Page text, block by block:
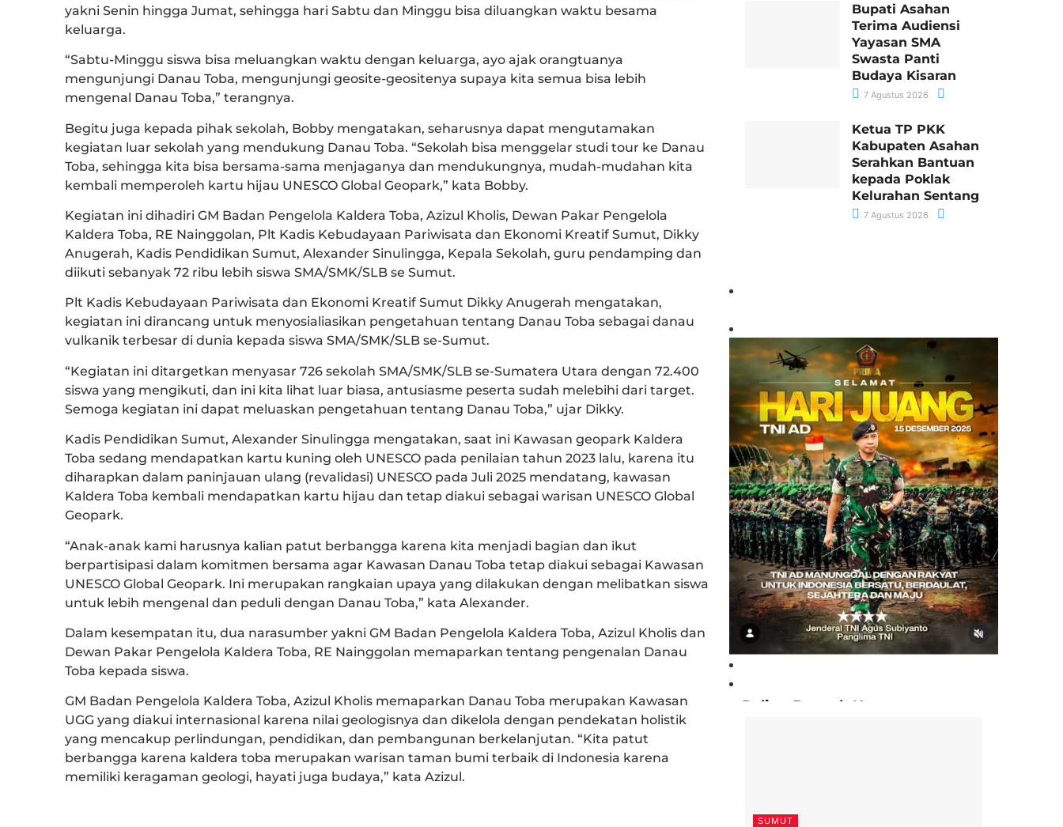
yakni Senin hingga Jumat, sehingga hari Sabtu dan Minggu bisa diluangkan waktu besama
keluarga.
“Sabtu-Minggu siswa bisa meluangkan waktu dengan keluarga, ayo ajak orangtuanya
mengunjungi Danau Toba, mengunjungi geosite-geositenya supaya kita semua bisa lebih
mengenal Danau Toba,” terangnya.
Begitu juga kepada pihak sekolah, Bobby mengatakan, seharusnya dapat mengutamakan
kegiatan luar sekolah yang mendukung Danau Toba. “Sekolah bisa menggelar studi tour ke Danau
Toba, sehingga kita bisa bersama-sama menjaganya dan mendukungnya, mudah-mudahan kita
kembali memperoleh kartu hijau UNESCO Global Geopark,” kata Bobby.
Kegiatan ini dihadiri GM Badan Pengelola Kaldera Toba, Azizul Kholis, Dewan Pakar Pengelola
Kaldera Toba, RE Nainggolan, Plt Kadis Kebudayaan Pariwisata dan Ekonomi Kreatif Sumut, Dikky
Anugerah, Kadis Pendidikan Sumut, Alexander Sinulingga, Kepala Sekolah, guru pendamping dan
diikuti sebanyak 72 ribu lebih siswa SMA/SMK/SLB se Sumut.
Plt Kadis Kebudayaan Pariwisata dan Ekonomi Kreatif Sumut Dikky Anugerah mengatakan,
kegiatan ini dirancang untuk menyosialiasikan pengetahuan tentang Danau Toba sebagai danau
vulkanik terbesar di dunia kepada siswa SMA/SMK/SLB se-Sumut.
“Kegiatan ini ditargetkan menyasar 726 sekolah SMA/SMK/SLB se-Sumatera Utara dengan 72.400
siswa yang mengikuti, dan ini kita lihat luar biasa, antusiasme peserta sudah melebihi dari target.
Semoga kegiatan ini dapat meluaskan pengetahuan tentang Danau Toba,” ujar Dikky.
Kadis Pendidikan Sumut, Alexander Sinulingga mengatakan, saat ini Kawasan geopark Kaldera
Toba sedang mendapatkan kartu kuning oleh UNESCO pada penilaian tahun 2023 lalu, karena itu
diharapkan dalam paninjauan ulang (revalidasi) UNESCO pada Juli 2025 mendatang, kawasan
Kaldera Toba kembali mendapatkan kartu hijau dan tetap diakui sebagai warisan UNESCO Global
Geopark.
“Anak-anak kami harusnya kalian patut berbangga karena kita menjadi bagian dan ikut
berpartisipasi dalam komitmen bersama agar Kawasan Danau Toba tetap diakui sebagai Kawasan
UNESCO Global Geopark. Ini merupakan rangkaian upaya yang dilakukan dengan melibatkan siswa
untuk lebih mengenal dan peduli dengan Danau Toba,” kata Alexander.
Dalam kesempatan itu, dua narasumber yakni GM Badan Pengelola Kaldera Toba, Azizul Kholis dan
Dewan Pakar Pengelola Kaldera Toba, RE Nainggolan memaparkan tentang pengenalan Danau
Toba kepada siswa.
GM Badan Pengelola Kaldera Toba, Azizul Kholis memaparkan Danau Toba merupakan Kawasan
UGG yang diakui internasional karena nilai geologisnya dan dikelola dengan pendekatan holistik
yang mencakup perlindungan, pendidikan, dan pembangunan berkelanjutan. “Kita patut
berbangga karena kaldera toba merupakan warisan taman bumi terbaik di Indonesia karena
memiliki keragaman geologi, hayati juga budaya,” kata Azizul.
Bupati Asahan
Terima Audiensi
Yayasan SMA
Swasta Panti
Budaya Kisaran
7 Agustus 2026
Ketua TP PKK
Kabupaten Asahan
Serahkan Bantuan
kepada Poklak
Kelurahan Sentang
7 Agustus 2026
Paling Banyak Komentar
SUMUT